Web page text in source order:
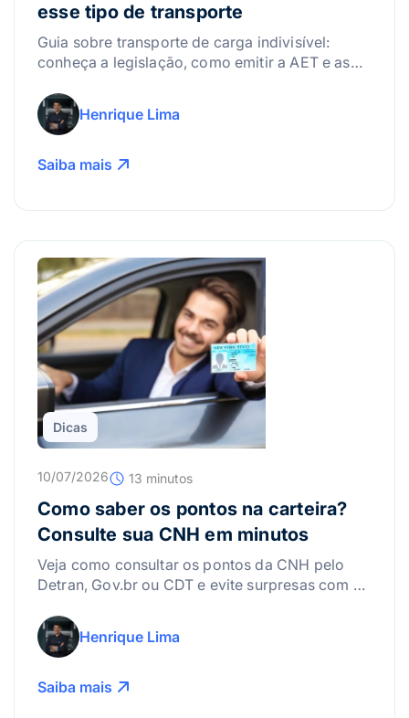
esse tipo de transporte
Guia sobre transporte de carga indivisível:
conheça a legislação, como emitir a AET e as
Henrique Lima
Saiba mais
Dicas
10/07/2026 13 minutos
Como saber os pontos na carteira?
Consulte sua CNH em minutos
Veja como consultar os pontos da CNH pelo
Detran, Gov.br ou CDT e evite surpresas com a
Henrique Lima
Saiba mais